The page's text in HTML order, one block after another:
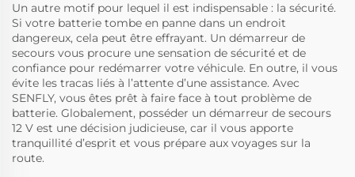
Un autre motif pour lequel il est indispensable : la sécurité.
Si votre batterie tombe en panne dans un endroit
dangereux, cela peut être effrayant. Un démarreur de
secours vous procure une sensation de sécurité et de
confiance pour redémarrer votre véhicule. En outre, il vous
évite les tracas liés à l’attente d’une assistance. Avec
SENFLY, vous êtes prêt à faire face à tout problème de
batterie. Globalement, posséder un démarreur de secours
12 V est une décision judicieuse, car il vous apporte
tranquillité d’esprit et vous prépare aux voyages sur la
route.